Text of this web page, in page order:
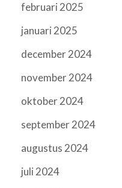
februari 2025
januari 2025
december 2024
november 2024
oktober 2024
september 2024
augustus 2024
juli 2024